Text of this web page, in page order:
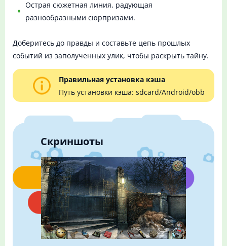
Острая сюжетная линия, радующая
разнообразными сюрпризами.
Доберитесь до правды и составьте цепь прошлых
событий из заполученных улик, чтобы раскрыть тайну.
Правильная установка кэша
Путь установки кэша: sdcard/Android/obb
Скриншоты